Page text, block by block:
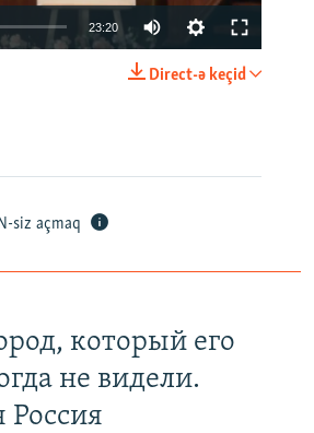
23:20
Direct-ə keçid
siz açmaq
который его
не видели.
Россия